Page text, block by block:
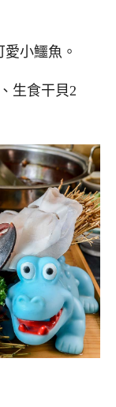
小鱷魚。
生食干貝2